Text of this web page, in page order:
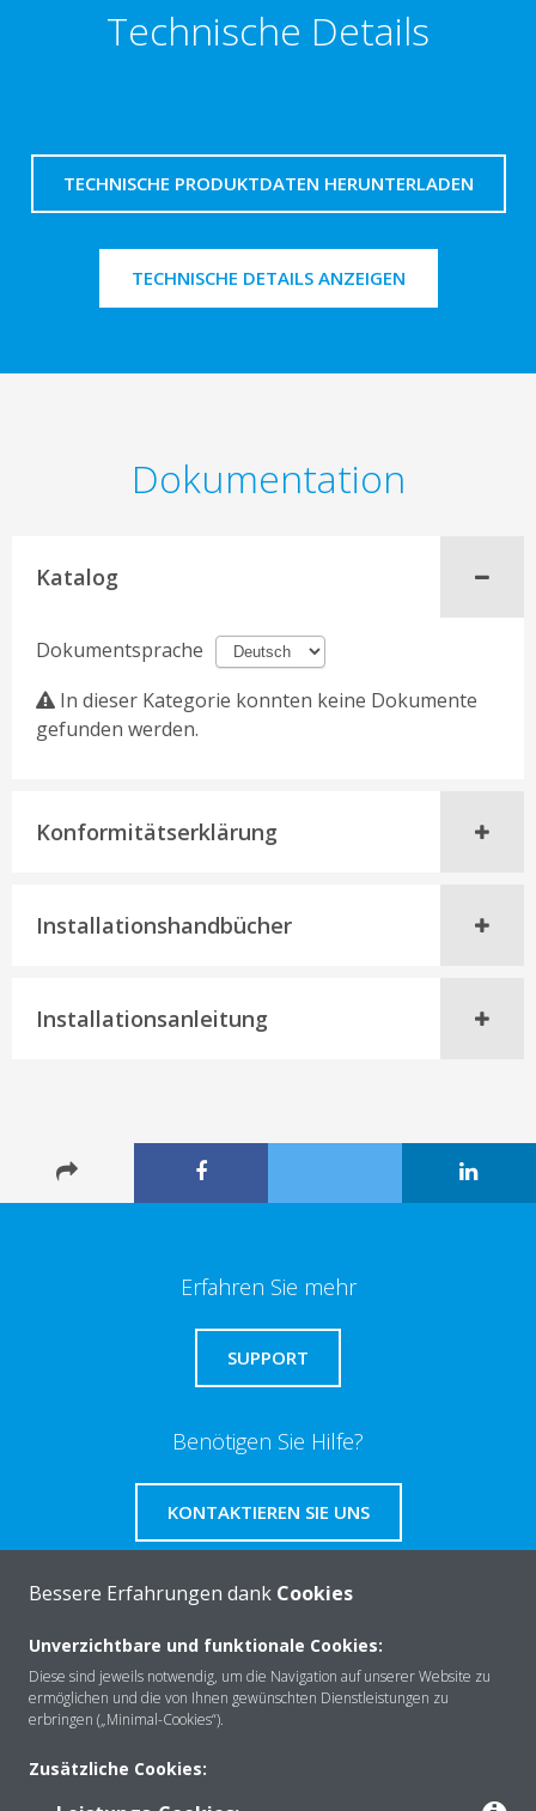
Technische Details
TECHNISCHE PRODUKTDATEN HERUNTERLADEN
TECHNISCHE DETAILS ANZEIGEN
Dokumentation
Katalog
Dokumentsprache
In dieser Kategorie konnten keine Dokumente
gefunden werden.
Konformitätserklärung
Installationshandbücher
Installationsanleitung
Erfahren Sie mehr
SUPPORT
Benötigen Sie Hilfe?
KONTAKTIEREN SIE UNS
Über Daikin
Bessere Erfahrungen dank Cookies
Unverzichtbare und funktionale Cookies:
Diese sind jeweils notwendig, um die Navigation auf unserer Website zu
ermöglichen und die von Ihnen gewünschten Dienstleistungen zu
erbringen („Minimal-Cookies“).
Zusätzliche Cookies: